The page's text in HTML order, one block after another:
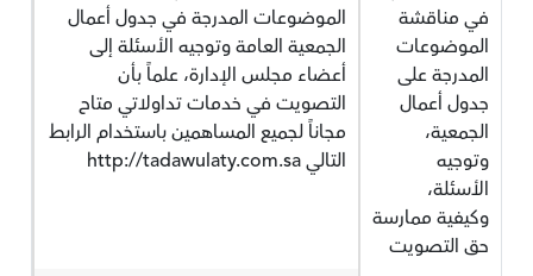
في مناقشة
الموضوعات
المدرجة على
جدول أعمال
الجمعية،
وتوجيه
الأسئلة،
وكيفية ممارسة
حق التصويت
الموضوعات المدرجة في جدول أعمال
الجمعية العامة وتوجيه الأسئلة إلى
أعضاء مجلس الإدارة، علماً بأن
التصويت في خدمات ‏تداولاتي متاح
مجاناً لجميع المساهمين باستخدام الرابط
التالي http://tadawulaty.com.sa